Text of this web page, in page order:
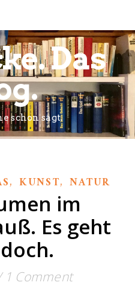
Das
schon sagt.
,KUNST, NATUR
im
Es geht
1 Comment